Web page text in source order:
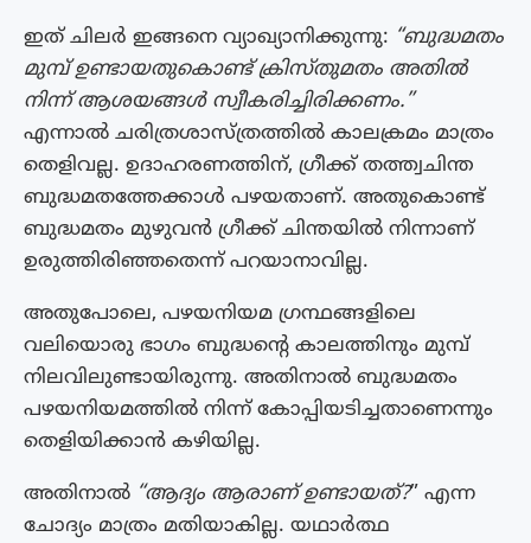
ഇത് ചിലർ ഇങ്ങനെ വ്യാഖ്യാനിക്കുന്നു: “ബുദ്ധമതം
മുമ്പ് ഉണ്ടായതുകൊണ്ട് ക്രിസ്തുമതം അതിൽ
നിന്ന് ആശയങ്ങൾ സ്വീകരിച്ചിരിക്കണം.”
എന്നാൽ ചരിത്രശാസ്ത്രത്തിൽ കാലക്രമം മാത്രം
തെളിവല്ല. ഉദാഹരണത്തിന്, ഗ്രീക്ക് തത്ത്വചിന്ത
ബുദ്ധമതത്തേക്കാൾ പഴയതാണ്. അതുകൊണ്ട്
ബുദ്ധമതം മുഴുവൻ ഗ്രീക്ക് ചിന്തയിൽ നിന്നാണ്
ഉരുത്തിരിഞ്ഞതെന്ന് പറയാനാവില്ല.
അതുപോലെ, പഴയനിയമ ഗ്രന്ഥങ്ങളിലെ
വലിയൊരു ഭാഗം ബുദ്ധന്റെ കാലത്തിനും മുമ്പ്
നിലവിലുണ്ടായിരുന്നു. അതിനാൽ ബുദ്ധമതം
പഴയനിയമത്തിൽ നിന്ന് കോപ്പിയടിച്ചതാണെന്നും
തെളിയിക്കാൻ കഴിയില്ല.
അതിനാൽ “ആദ്യം ആരാണ് ഉണ്ടായത്?” എന്ന
ചോദ്യം മാത്രം മതിയാകില്ല. യഥാർത്ഥ